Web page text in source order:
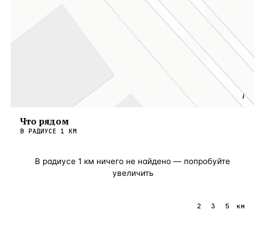
i
Что рядом
В РАДИУСЕ 1 КМ
В радиусе 1 км ничего не найдено — попробуйте
увеличить
2 3 5 км